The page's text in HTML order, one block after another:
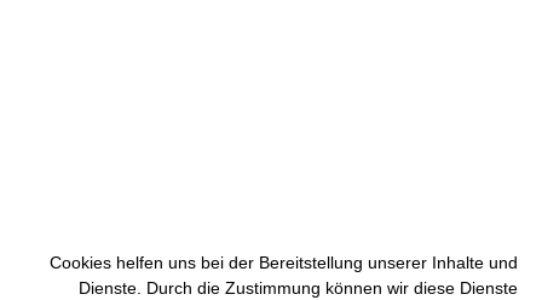
Cookies helfen uns bei der Bereitstellung unserer Inhalte und
Dienste. Durch die Zustimmung können wir diese Dienste